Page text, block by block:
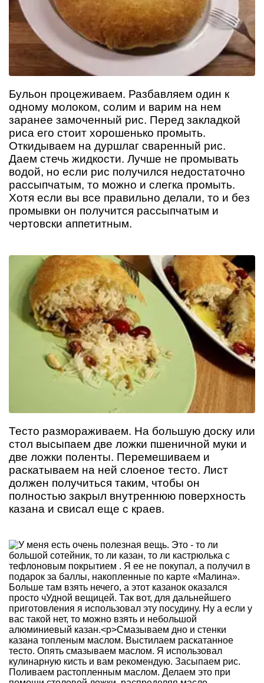
Бульон процеживаем. Разбавляем один к
одному молоком, солим и варим на нем
заранее замоченный рис. Перед закладкой
риса его стоит хорошенько промыть.
Откидываем на дуршлаг сваренный рис.
Даем стечь жидкости. Лучше не промывать
водой, но если рис получился недостаточно
рассыпчатым, то можно и слегка промыть.
Хотя если вы все правильно делали, то и без
промывки он получится рассыпчатым и
чертовски аппетитным.
Тесто размораживаем. На большую доску или
стол высыпаем две ложки пшеничной муки и
две ложки поленты. Перемешиваем и
раскатываем на ней слоеное тесто. Лист
должен получиться таким, чтобы он
полностью закрыл внутреннюю поверхность
казана и свисал еще с краев.